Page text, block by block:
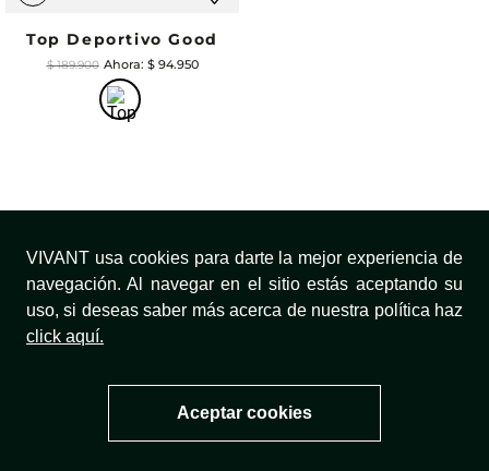
VIVANT usa cookies para darte la mejor experiencia de
navegación. Al navegar en el sitio estás aceptando su
uso, si deseas saber más acerca de nuestra política haz
click aquí.
Aceptar cookies
Top Deportivo Good
$ 189.900 $ 94.950
100% SEGURA